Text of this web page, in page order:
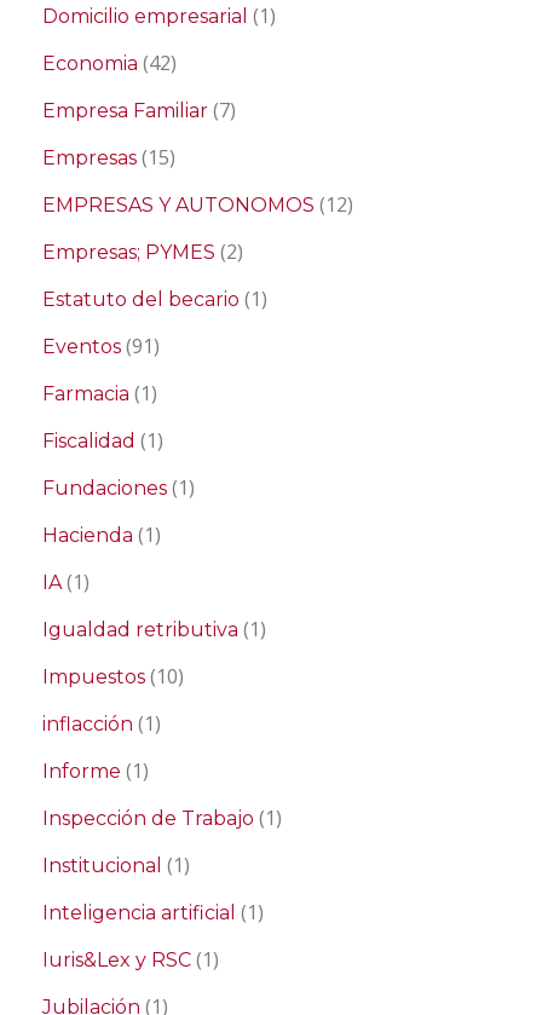
Domicilio empresarial (1)
Economia (42)
Empresa Familiar (7)
Empresas (15)
EMPRESAS Y AUTONOMOS (12)
Empresas; PYMES (2)
Estatuto del becario (1)
Eventos (91)
Farmacia (1)
Fiscalidad (1)
Fundaciones (1)
Hacienda (1)
IA(1)
Igualdad retributiva (1)
Impuestos (10)
inflacción (1)
Informe (1)
Inspección de Trabajo (1)
Institucional (1)
Inteligencia artificial (1)
Iuris&Lex y RSC (1)
Jubilación (1)